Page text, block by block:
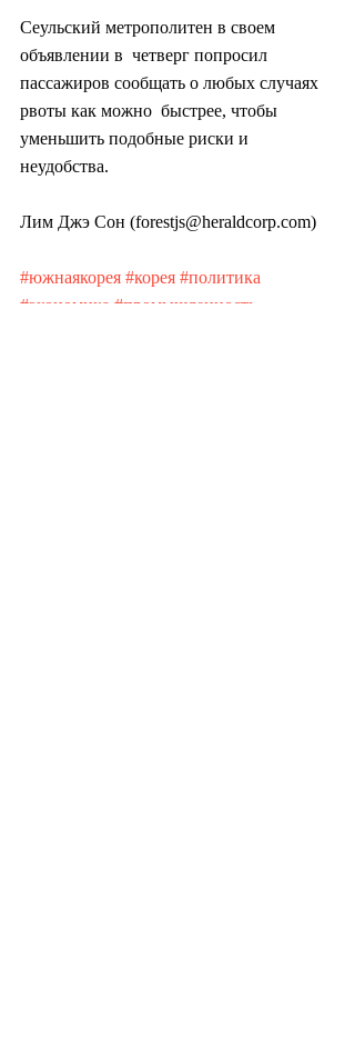
Сеульский метрополитен в своем
объявлении в  четверг попросил
пассажиров сообщать о любых случаях
рвоты как можно  быстрее, чтобы
уменьшить подобные риски и
неудобства.
Лим Джэ Сон (forestjs@heraldcorp.com)
#южнаякорея #корея #политика
#экономика #промышленность